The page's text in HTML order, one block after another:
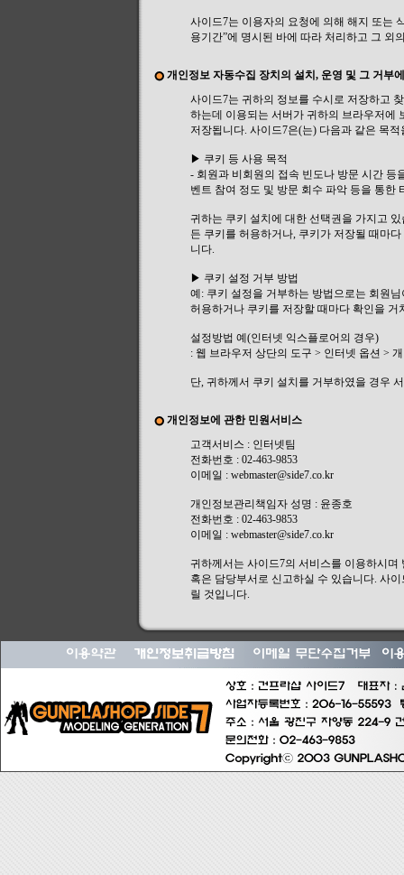
사이드7는 이용자의 요청에 의해 해지 또는
용기간”에 명시된 바에 따라 처리하고 그 외
개인정보 자동수집 장치의 설치, 운영 및 그 거부
사이드7는 귀하의 정보를 수시로 저장하고
하는데 이용되는 서버가 귀하의 브라우저에
저장됩니다. 사이드7은(는) 다음과 같은 목
▶ 쿠키 등 사용 목적
- 회원과 비회원의 접속 빈도나 방문 시간 등
벤트 참여 정도 및 방문 회수 파악 등을 통한
귀하는 쿠키 설치에 대한 선택권을 가지고
든 쿠키를 허용하거나, 쿠키가 저장될 때마
니다.
▶ 쿠키 설정 거부 방법
예: 쿠키 설정을 거부하는 방법으로는 회원
허용하거나 쿠키를 저장할 때마다 확인을
설정방법 예(인터넷 익스플로어의 경우)
: 웹 브라우저 상단의 도구 > 인터넷 옵션 >
단, 귀하께서 쿠키 설치를 거부하였을 경우
개인정보에 관한 민원서비스
고객서비스 : 인터넷팀
전화번호 : 02-463-9853
이메일 : webmaster@side7.co.kr
개인정보관리책임자 성명 : 윤종호
전화번호 : 02-463-9853
이메일 : webmaster@side7.co.kr
귀하께서는 사이드7의 서비스를 이용하시
혹은 담당부서로 신고하실 수 있습니다. 사
릴 것입니다.